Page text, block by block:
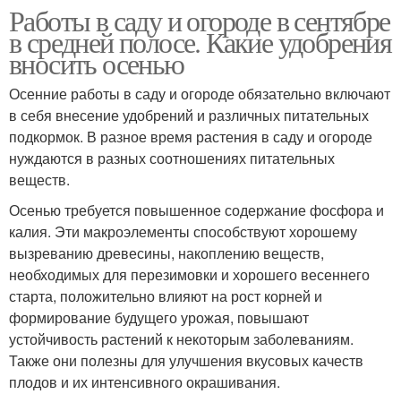
Работы в саду и огороде в сентябре
в средней полосе. Какие удобрения
вносить осенью
Осенние работы в саду и огороде обязательно включают
в себя внесение удобрений и различных питательных
подкормок. В разное время растения в саду и огороде
нуждаются в разных соотношениях питательных
веществ.
Осенью требуется повышенное содержание фосфора и
калия. Эти макроэлементы способствуют хорошему
вызреванию древесины, накоплению веществ,
необходимых для перезимовки и хорошего весеннего
старта, положительно влияют на рост корней и
формирование будущего урожая, повышают
устойчивость растений к некоторым заболеваниям.
Также они полезны для улучшения вкусовых качеств
плодов и их интенсивного окрашивания.